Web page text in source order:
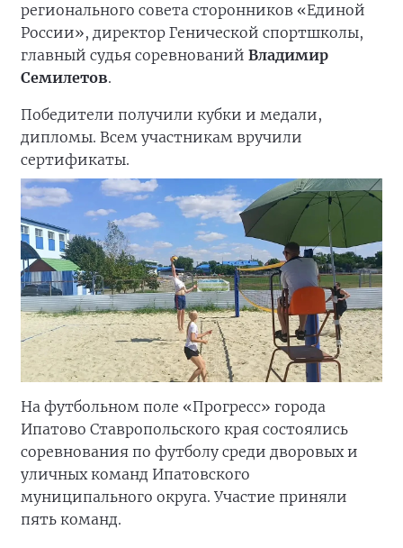
регионального совета сторонников «Единой
России», директор Генической спортшколы,
главный судья соревнований Владимир
Семилетов.
Победители получили кубки и медали,
дипломы. Всем участникам вручили
сертификаты.
На футбольном поле «Прогресс» города
Ипатово Ставропольского края состоялись
соревнования по футболу среди дворовых и
уличных команд Ипатовского
муниципального округа. Участие приняли
пять команд.